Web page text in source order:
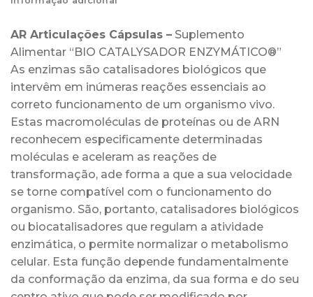
AR Articulações Cápsulas – Suplemento
Alimentar “BIO CATALYSADOR ENZYMÁTICO®”
As enzimas são catalisadores biológicos que
intervêm em inúmeras reações essenciais ao
correto funcionamento de um organismo vivo.
Estas macromoléculas de proteínas ou de ARN
reconhecem especificamente determinadas
moléculas e aceleram as reações de
transformação, ade forma a que a sua velocidade
se torne compatível com o funcionamento do
organismo. São, portanto, catalisadores biológicos
ou biocatalisadores que regulam a atividade
enzimática, o permite normalizar o metabolismo
celular. Esta função depende fundamentalmente
da conformação da enzima, da sua forma e do seu